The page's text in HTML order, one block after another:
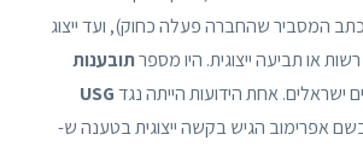
המסביר שהחברה פעלה כחוק), ועד ייצוג
או תביעה ייצוגית. היו מספרתובענות
ישראלים. אחת הידועות הייתה נגדUSG
אפרימוב הגיש בקשה ייצוגית בטענה ש-